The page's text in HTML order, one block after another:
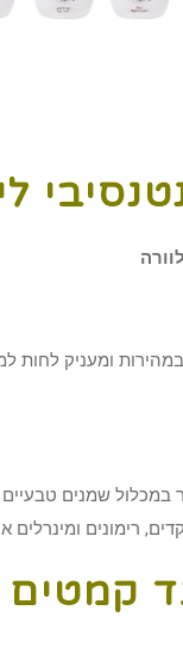
ומעניק לחות למשך
רימונים ומינרלים
קמטים